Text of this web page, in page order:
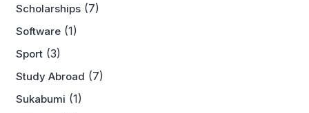
Scholarships (7)
Software (1)
Sport (3)
Study Abroad (7)
Sukabumi (1)